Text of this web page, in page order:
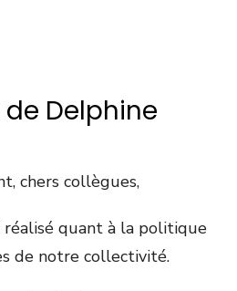
Delphine
chers collègues,
réalisé quant à la politique
de notre collectivité.